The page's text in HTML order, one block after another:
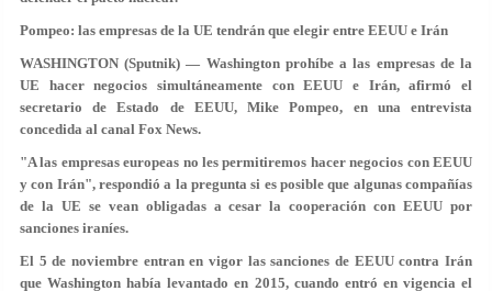
Pompeo: las empresas de la UE tendrán que elegir entre EEUU e Irán
WASHINGTON (Sputnik) — Washington prohíbe a las empresas de la
UE hacer negocios simultáneamente con EEUU e Irán, afirmó el
secretario de Estado de EEUU, Mike Pompeo, en una entrevista
concedida al canal Fox News.
"A las empresas europeas no les permitiremos hacer negocios con EEUU
y con Irán", respondió a la pregunta si es posible que algunas compañías
de la UE se vean obligadas a cesar la cooperación con EEUU por
sanciones iraníes.
El 5 de noviembre entran en vigor las sanciones de EEUU contra Irán
que Washington había levantado en 2015, cuando entró en vigencia el